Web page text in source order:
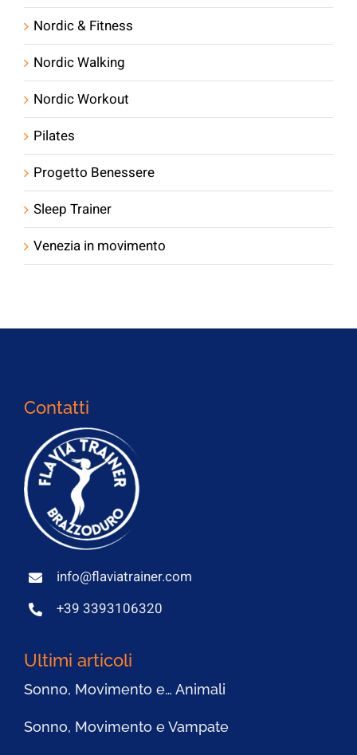
Nordic & Fitness
Nordic Walking
Nordic Workout
Pilates
Progetto Benessere
Sleep Trainer
Venezia in movimento
Contatti
info@flaviatrainer.com
+39 3393106320
Ultimi articoli
Sonno, Movimento e… Animali
Sonno, Movimento e Vampate